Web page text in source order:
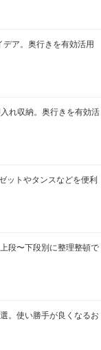
ア。奥行きを有効活用
れ収納。奥行きを有効活
ットやタンスなどを便利
段〜下段別に整理整頓で
。使い勝手が良くなるお